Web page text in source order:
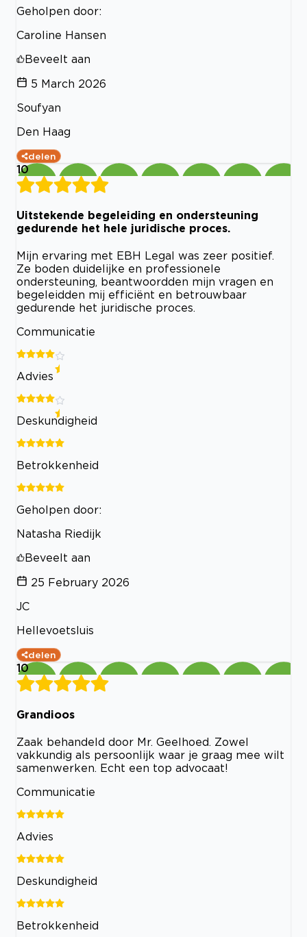
Geholpen door:
Caroline Hansen
Beveelt aan
5 March 2026
Soufyan
Den Haag
delen
10
Uitstekende begeleiding en ondersteuning
gedurende het hele juridische proces.
Mijn ervaring met EBH Legal was zeer positief.
Ze boden duidelijke en professionele
ondersteuning, beantwoordden mijn vragen en
begeleidden mij efficiënt en betrouwbaar
gedurende het juridische proces.
Communicatie
Advies
Deskundigheid
Betrokkenheid
Geholpen door:
Natasha Riedijk
Beveelt aan
25 February 2026
JC
Hellevoetsluis
delen
10
Grandioos
Zaak behandeld door Mr. Geelhoed. Zowel
vakkundig als persoonlijk waar je graag mee wilt
samenwerken. Echt een top advocaat!
Communicatie
Advies
Deskundigheid
Betrokkenheid